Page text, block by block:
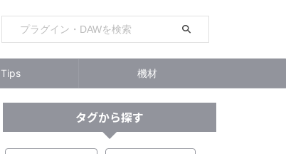
Tips 機材
タグから探す